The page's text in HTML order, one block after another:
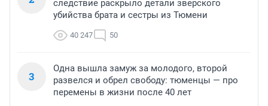
следствие раскрыло детали зверского
убийства брата и сестры из Тюмени
40 247 50
3
Одна вышла замуж за молодого, второй
развелся и обрел свободу: тюменцы — про
перемены в жизни после 40 лет